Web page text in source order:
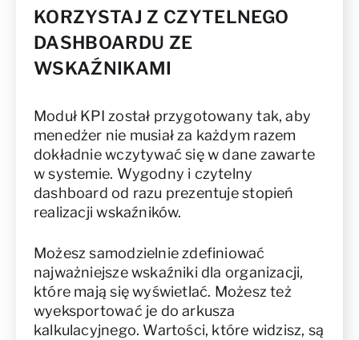
KORZYSTAJ Z CZYTELNEGO
DASHBOARDU ZE
WSKAŹNIKAMI
Moduł KPI został przygotowany tak, aby
menedżer nie musiał za każdym razem
dokładnie wczytywać się w dane zawarte
w systemie. Wygodny i czytelny
dashboard od razu prezentuje stopień
realizacji wskaźników.
Możesz samodzielnie zdefiniować
najważniejsze wskaźniki dla organizacji,
które mają się wyświetlać. Możesz też
wyeksportować je do arkusza
kalkulacyjnego. Wartości, które widzisz, są